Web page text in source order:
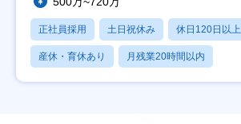
正社員採用 土日祝休み 休日120日以上
産休・育休あり 月残業20時間以内